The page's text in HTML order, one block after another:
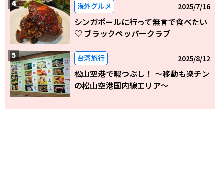
海外グルメ 2025/7/16
シンガポールに行って無言で食べたい
♡ ブラックペッパークラブ
台湾旅行 2025/8/12
松山空港で暇つぶし！ 〜移動も楽チン
の松山空港国内線エリア～